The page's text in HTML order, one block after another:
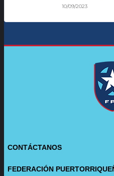
10/09/2023
CONTÁCTANOS
FEDERACIÓN